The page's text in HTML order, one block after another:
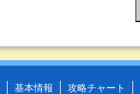
基本情報 攻略チャート